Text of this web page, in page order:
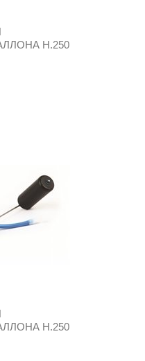
Н.250
Н.250